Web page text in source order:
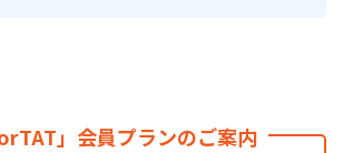
」会員プランのご案内